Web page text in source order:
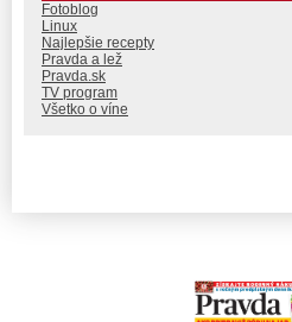
Fotoblog
Linux
Najlepšie recepty
Pravda a lež
Pravda.sk
TV program
Všetko o víne